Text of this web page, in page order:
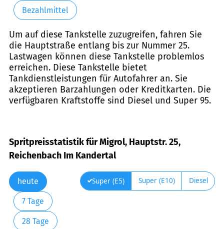
Bezahlmittel
Um auf diese Tankstelle zuzugreifen, fahren Sie
die Hauptstraße entlang bis zur Nummer 25.
Lastwagen können diese Tankstelle problemlos
erreichen. Diese Tankstelle bietet
Tankdienstleistungen für Autofahrer an. Sie
akzeptieren Barzahlungen oder Kreditkarten. Die
verfügbaren Kraftstoffe sind Diesel und Super 95.
Spritpreisstatistik für Migrol, Hauptstr. 25,
Reichenbach Im Kandertal
heute
7 Tage
28 Tage
Super (E5) Super (E10) Diesel